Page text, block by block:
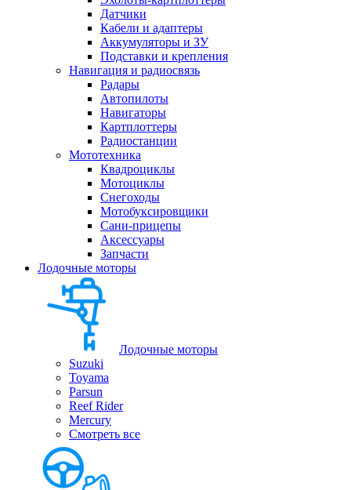
Датчики
Кабели и адаптеры
Аккумуляторы и ЗУ
Подставки и крепления
Навигация и радиосвязь
Радары
Автопилоты
Навигаторы
Картплоттеры
Радиостанции
Мототехника
Квадроциклы
Мотоциклы
Снегоходы
Мотобуксировщики
Сани-прицепы
Аксессуары
Запчасти
Лодочные моторы
Лодочные моторы
Suzuki
Toyama
Parsun
Reef Rider
Mercury
Смотреть все